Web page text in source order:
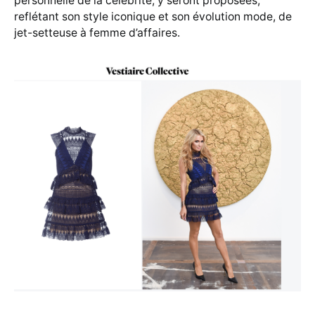
reflétant son style iconique et son évolution mode, de
jet-setteuse à femme d’affaires.